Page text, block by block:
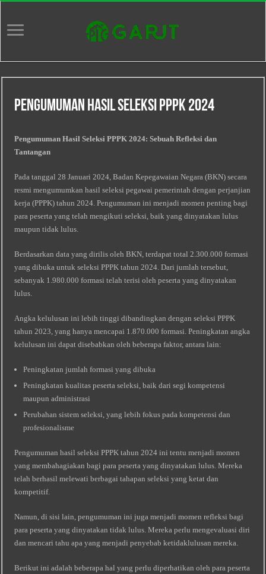
Pengumuman Hasil Seleksi Pppk 2024
Pengumuman Hasil Seleksi PPPK 2024: Sebuah Refleksi dan
Tantangan
Pada tanggal 28 Januari 2024, Badan Kepegawaian Negara (BKN) secara
resmi mengumumkan hasil seleksi pegawai pemerintah dengan perjanjian
kerja (PPPK) tahun 2024. Pengumuman ini menjadi momen penting bagi
para peserta yang telah mengikuti seleksi, baik yang dinyatakan lulus
maupun tidak lulus.
Berdasarkan data yang dirilis oleh BKN, terdapat total 2.300.000 formasi
yang dibuka untuk seleksi PPPK tahun 2024. Dari jumlah tersebut,
sebanyak 1.980.000 formasi telah terisi oleh peserta yang dinyatakan
lulus.
Angka kelulusan ini lebih tinggi dibandingkan dengan seleksi PPPK
tahun 2023, yang hanya mencapai 1.870.000 formasi. Peningkatan angka
kelulusan ini dapat disebabkan oleh beberapa faktor, antara lain:
Peningkatan jumlah formasi yang dibuka
Peningkatan kualitas peserta seleksi, baik dari segi kompetensi
maupun administrasi
Perubahan sistem seleksi, yang lebih fokus pada kompetensi dan
profesionalisme
Pengumuman hasil seleksi PPPK tahun 2024 ini tentu menjadi momen
yang membahagiakan bagi para peserta yang dinyatakan lulus. Mereka
telah berhasil melewati berbagai tahapan seleksi yang ketat dan
kompetitif.
Namun, di sisi lain, pengumuman ini juga menjadi momen refleksi bagi
para peserta yang dinyatakan tidak lulus. Mereka perlu mengevaluasi diri
dan mencari tahu apa yang menjadi penyebab ketidaklulusan mereka.
Berikut ini adalah beberapa hal yang perlu diperhatikan oleh para peserta